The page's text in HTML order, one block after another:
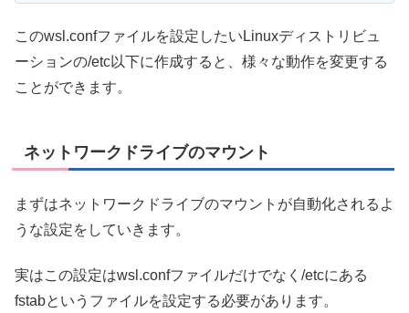
このwsl.confファイルを設定したいLinuxディストリビュ
ーションの/etc以下に作成すると、様々な動作を変更する
ことができます。
ネットワークドライブのマウント
まずはネットワークドライブのマウントが自動化されるよ
うな設定をしていきます。
実はこの設定はwsl.confファイルだけでなく/etcにある
fstabというファイルを設定する必要があります。